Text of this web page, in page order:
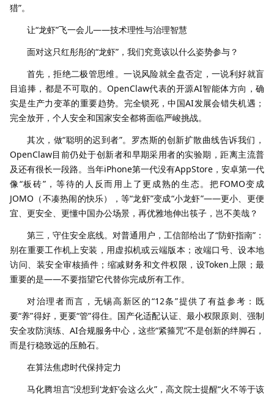
猎”。
让“龙虾”飞一会儿——技术理性与治理智慧
面对这只红彤彤的“龙虾”，我们究竟该以什么姿势参与？
首先，拒绝二极管思维。一说风险就全盘否定，一说利好就盲
目追捧，都是不可取的。OpenClaw代表的开源AI智能体方向，确
实是生产力变革的重要趋势。完全锁死，中国AI发展会错失机遇；
完全放开，个人安全和国家安全都将面临严峻挑战。
其次，做“聪明的迟到者”。罗杰斯的创新扩散曲线告诉我们，
OpenClaw目前仍处于创新者和早期采用者的实验期，距离主流普
及还有很长一段路。当年iPhone第一代没有AppStore，安卓第一代
像“板砖”，等待的人反而用上了更成熟的生态。把FOMO变成
JOMO（不凑热闹的快乐），等“龙虾”变成“小龙虾”——更小、更便
宜、更安全、更懂中国办公场景，再优雅地伸出筷子，岂不美哉？
第三，守住安全底线。对普通用户，工信部给出了“防虾指南”：
别在重要工作机上安装，用虚拟机或云端版本；改端口号、设本地
访问、装安全审核插件；缩减财务和文件权限，设Token上限；最
重要的是——不要指望它代替你完成所有工作。
对治理者而言，无锡高新区的“12条”提供了有益参考：既
要“养”得好，更要“管”得住。国产化适配认证、最小权限原则、强制
安全攻防演练、AI合规服务中心，这些“紧箍咒”不是创新的绊脚石，
而是行稳致远的压舱石。
在算法焦虑时代保持定力
马化腾坦言“没想到‘龙虾’会这么火”，高文院士提醒“火不等于该